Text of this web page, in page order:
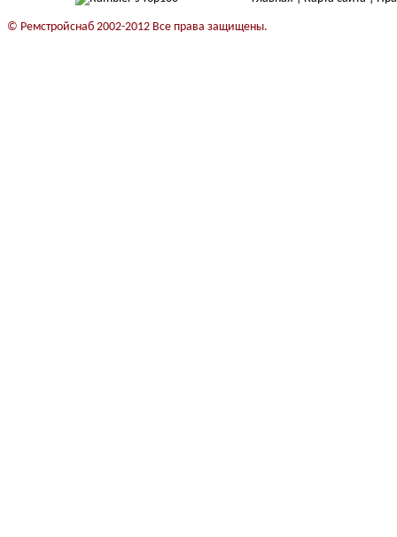
© Ремстройснаб 2002-2012 Все права защищены.